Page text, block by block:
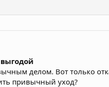
делом. Вот только
привычный уход?